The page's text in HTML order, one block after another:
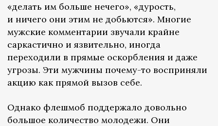
«делать им больше нечего», «дурость,
и ничего они этим не добьются». Многие
мужские комментарии звучали крайне
саркастично и язвительно, иногда
переходили в прямые оскорбления и даже
угрозы. Эти мужчины почему-то восприняли
акцию как прямой вызов себе.
Однако флешмоб поддержало довольно
большое количество молодежи. Они